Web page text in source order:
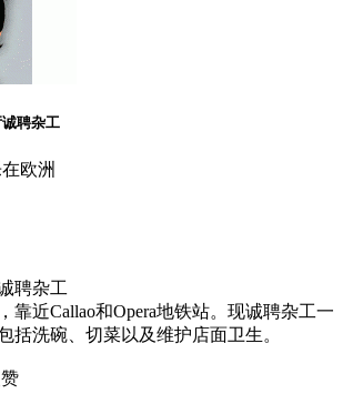
聘杂工
欧洲
聘杂工
靠近Callao和Opera地铁站。现诚聘杂工一
括洗碗、切菜以及维护店面卫生。